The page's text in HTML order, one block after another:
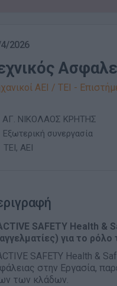
2026
ΑΕΙ / ΤΕΙ -
ΑΓ. ΝΙΚΟΛΑΟΣ ΚΡΗΤΗΣ
Εξωτερική συνεργασία
ΤΕΙ, ΑΕΙ
SAFETY Health &
για το
SAFETY Health &
στην Εργασία,
των κλάδων.